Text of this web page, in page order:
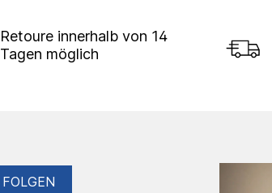
Retoure innerhalb von 14
Tagen möglich
FOLGEN